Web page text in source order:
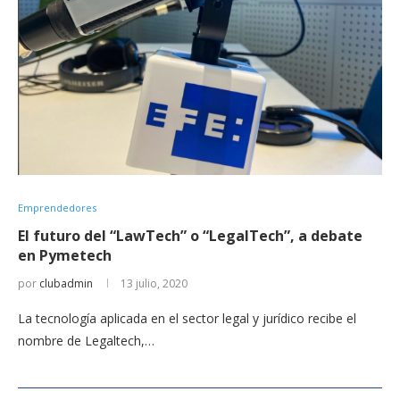
Emprendedores
El futuro del “LawTech” o “LegalTech”, a debate
en Pymetech
por clubadmin 13 julio, 2020
La tecnología aplicada en el sector legal y jurídico recibe el
nombre de Legaltech,…